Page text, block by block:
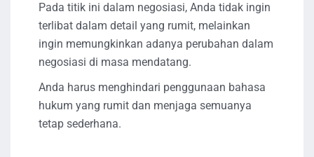
Pada titik ini dalam negosiasi, Anda tidak ingin
terlibat dalam detail yang rumit, melainkan
ingin memungkinkan adanya perubahan dalam
negosiasi di masa mendatang.
Anda harus menghindari penggunaan bahasa
hukum yang rumit dan menjaga semuanya
tetap sederhana.